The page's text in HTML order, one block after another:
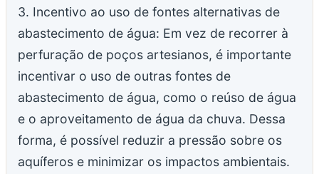
3. Incentivo ao uso de fontes alternativas de
abastecimento de água: Em vez de recorrer à
perfuração de poços artesianos, é importante
incentivar o uso de outras fontes de
abastecimento de água, como o reúso de água
e o aproveitamento de água da chuva. Dessa
forma, é possível reduzir a pressão sobre os
aquíferos e minimizar os impactos ambientais.